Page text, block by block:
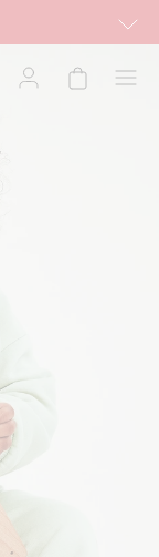
ofertę, również z
kappahl.com. Ofert